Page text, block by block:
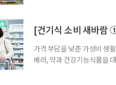
용하면 좋을지 현장을 직접
[건기식 소비 새바람
가격 부담을 낮춘 가성비 생
베러, 약과 건강기능식품을